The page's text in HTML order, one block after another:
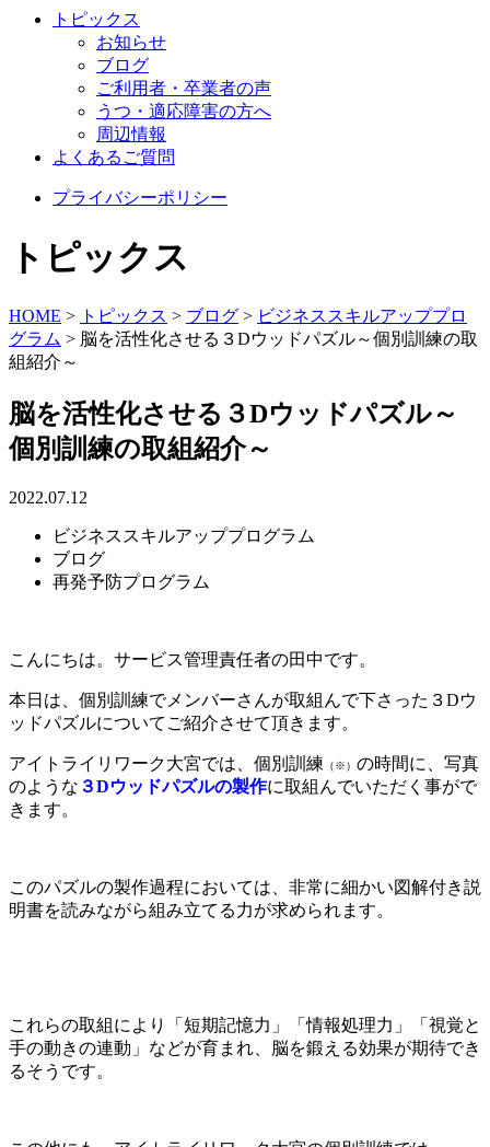
トピックス
お知らせ
ブログ
ご利用者・卒業者の声
うつ・適応障害の方へ
周辺情報
よくあるご質問
プライバシーポリシー
トピックス
HOME > トピックス > ブログ > ビジネススキルアッププロ
グラム > 脳を活性化させる３Dウッドパズル～個別訓練の取
組紹介～
脳を活性化させる３Dウッドパズル～
個別訓練の取組紹介～
2022.07.12
ビジネススキルアッププログラム
ブログ
再発予防プログラム
こんにちは。サービス管理責任者の田中です。
本日は、個別訓練でメンバーさんが取組んで下さった３Dウ
ッドパズルについてご紹介させて頂きます。
アイトライリワーク大宮では、個別訓練 （※） の時間に、写真
のような ３Dウッドパズルの製作に取組んでいただく事がで
きます。
このパズルの製作過程においては、非常に細かい図解付き説
明書を読みながら組み立てる力が求められます。
これらの取組により
「短期記憶力」「情報処理力」「視覚と
手の動きの連動」 などが育まれ、脳を鍛える効果が期待でき
るそうです。